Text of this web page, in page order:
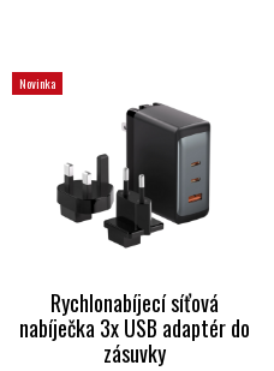
Novinka
Rychlonabíjecí síťová
nabíječka 3x USB adaptér do
zásuvky